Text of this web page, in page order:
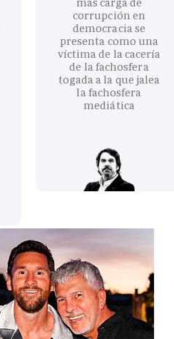
corrupción en
democracia se
presenta como una
víctima de la cacería
de la fachosfera
togada a la que jalea
la fachosfera
mediática